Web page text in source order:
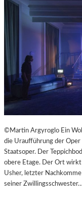
©Martin Argyroglo Ein
die Uraufführung der Oper
Staatsoper. Der
obere Etage. Der Ort
Usher, letzter
seiner Zwillingsschwester…